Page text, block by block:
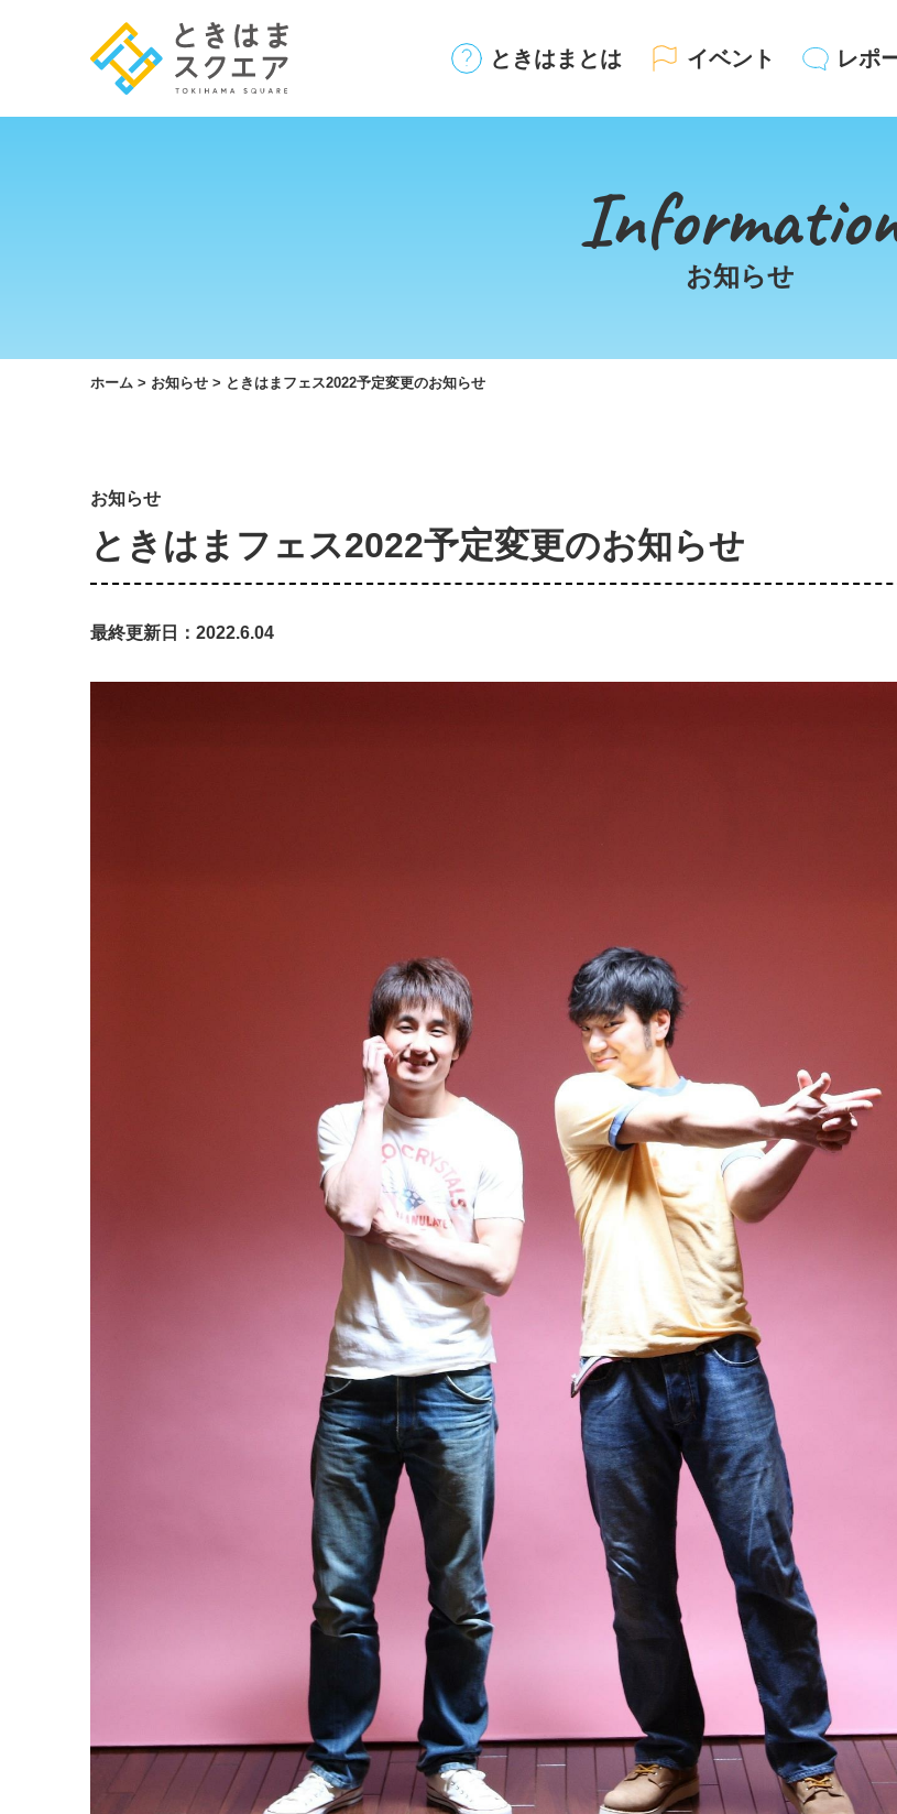
ときはまとは イベント レポ
お知らせ
ホーム > お知らせ > ときはまフェス2022予定変更のお知らせ
お知らせ
ときはまフェス2022予定変更のお知らせ
最終更新日：2022.6.04